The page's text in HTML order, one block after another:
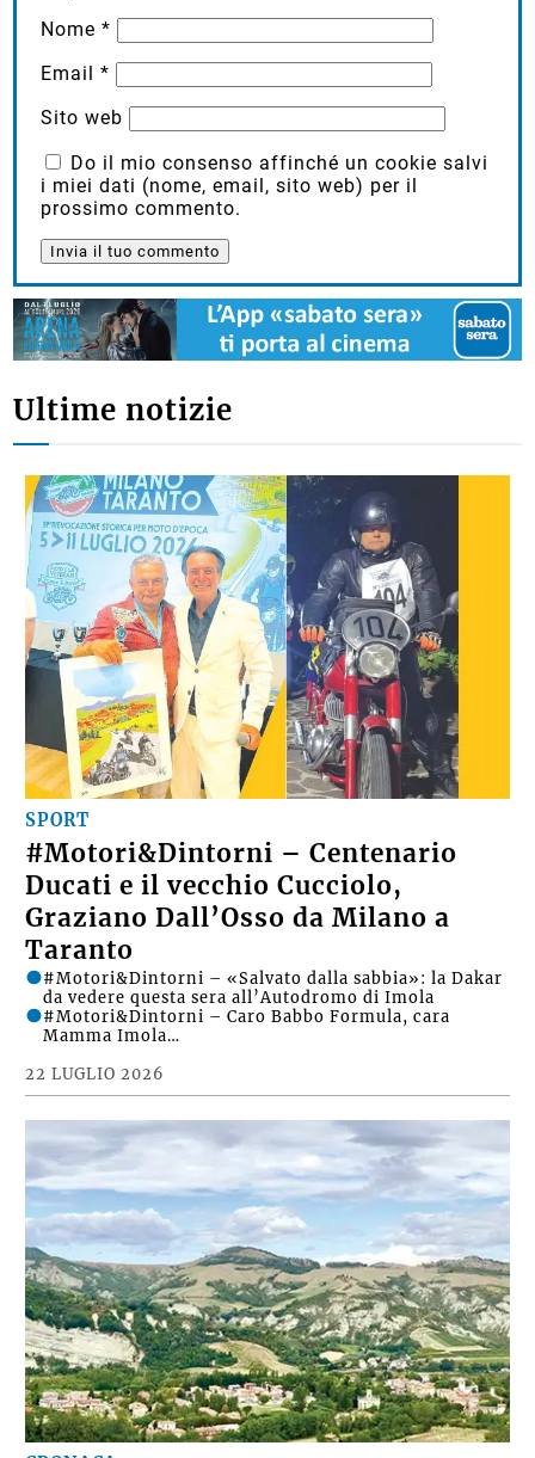
Nome*
Email*
Sito web
Do il mio consenso affinché un cookie salvi
i miei dati (nome, email, sito web) per il
prossimo commento.
Ultime notizie
SPORT
#Motori&Dintorni – Centenario
Ducati e il vecchio Cucciolo,
Graziano Dall’Osso da Milano a
Taranto
22 LUGLIO 2026
#Motori&Dintorni – «Salvato dalla sabbia»: la Dakar
da vedere questa sera all’Autodromo di Imola
#Motori&Dintorni – Caro Babbo Formula, cara
Mamma Imola…